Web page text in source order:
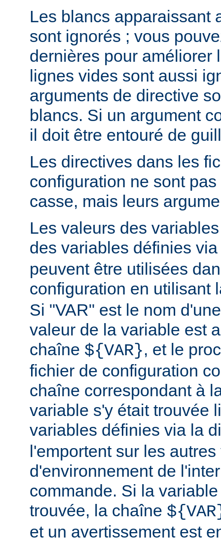
Les blancs apparaissant
sont ignorés ; vous
dernières pour améliorer
lignes vides sont aussi
arguments de directive
blancs. Si un argument
il doit être entouré de
Les directives dans les
configuration ne sont
casse, mais leurs
Les valeurs des
des variables définies
peuvent être utilisées
configuration en utilisant
Si "VAR" est le nom
valeur de la variable est
chaîne ${VAR}, et le
fichier de configuration
chaîne correspondant à
variable s'y était trouvée
variables définies via la
l'emportent sur les
d'environnement de
commande. Si la
trouvée, la chaîne
et un avertissement est